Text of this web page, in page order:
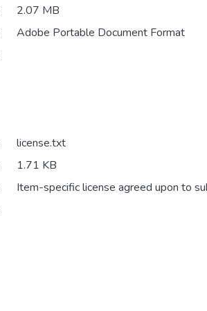
2.07 MB
Adobe Portable Document Format
license.txt
1.71 KB
Item-specific license agreed upon to